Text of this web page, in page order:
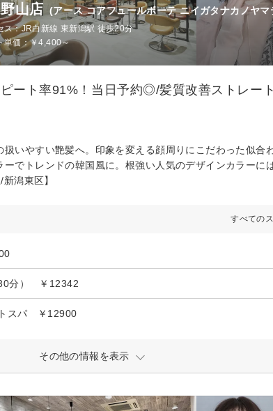
山店 (アース コアフュールボーテ ニイガタナカノヤマ
ス：JR白新線 東新潟駅 徒歩20分
単価：￥4,400～
ート率91%！当日予約◎/髪質改善ストレー
扱いやすい艶髪へ。印象を変える顔周りにこだわった似合
でトレンドの韓国風に。根強い人気のデザインカラーに
潟東区】
すべての
30分） ￥12342
スパ ￥12900
その他の情報を表示